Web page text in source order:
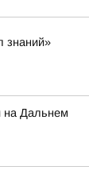
знаний»
на Дальнем